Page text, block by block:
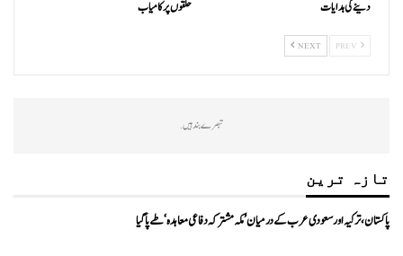
دینے کی ہدایات
حلقوں پر کامیاب
NEXT
تبصرے بند ہیں.
تازہ ترین
پاکستان، ترکیہ اور سعودی عرب کے درمیان ’مکہ مشترکہ دفاعی معاہدہ‘ طے پا گیا